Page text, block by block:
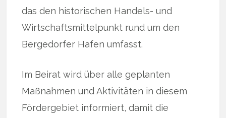
das den historischen Handels- und
Wirtschaftsmittelpunkt rund um den
Bergedorfer Hafen umfasst.
Im Beirat wird über alle geplanten
Maßnahmen und Aktivitäten in diesem
Fördergebiet informiert, damit die